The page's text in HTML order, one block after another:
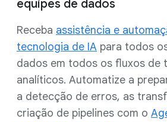
equipes de dados
Receba assistência e
tecnologia de IA para todos
dados em todos os fluxos de
analíticos. Automatize a
a detecção de erros, as
criação de pipelines com o